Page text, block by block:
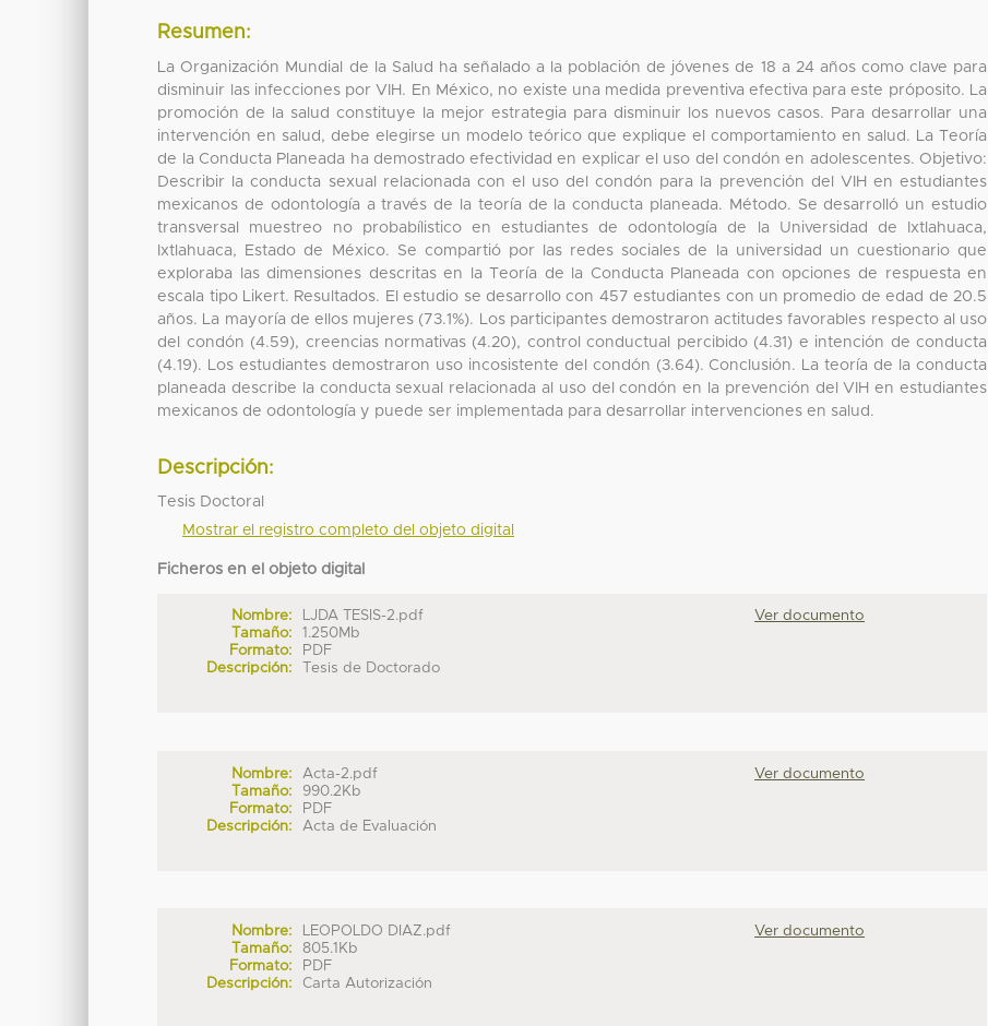
Resumen:
La Organización Mundial de la Salud ha señalado a la población de jóvenes de 18 a 24 años como clave para
disminuir las infecciones por VIH. En México, no existe una medida preventiva efectiva para este próposito. La
promoción de la salud constituye la mejor estrategia para disminuir los nuevos casos. Para desarrollar una
intervención en salud, debe elegirse un modelo teórico que explique el comportamiento en salud. La Teoría
de la Conducta Planeada ha demostrado efectividad en explicar el uso del condón en adolescentes. Objetivo:
Describir la conducta sexual relacionada con el uso del condón para la prevención del VIH en estudiantes
mexicanos de odontología a través de la teoría de la conducta planeada. Método. Se desarrolló un estudio
transversal muestreo no probabílistico en estudiantes de odontología de la Universidad de Ixtlahuaca,
Ixtlahuaca, Estado de México. Se compartió por las redes sociales de la universidad un cuestionario que
exploraba las dimensiones descritas en la Teoría de la Conducta Planeada con opciones de respuesta en
escala tipo Likert. Resultados. El estudio se desarrollo con 457 estudiantes con un promedio de edad de 20.5
años. La mayoría de ellos mujeres (73.1%). Los participantes demostraron actitudes favorables respecto al uso
del condón (4.59), creencias normativas (4.20), control conductual percibido (4.31) e intención de conducta
(4.19). Los estudiantes demostraron uso incosistente del condón (3.64). Conclusión. La teoría de la conducta
planeada describe la conducta sexual relacionada al uso del condón en la prevención del VIH en estudiantes
mexicanos de odontología y puede ser implementada para desarrollar intervenciones en salud.
Descripción:
Tesis Doctoral
Mostrar el registro completo del objeto digital
Ficheros en el objeto digital
Nombre:
LJDA TESIS-2.pdf
Tamaño:
1.250Mb
Formato:
PDF
Descripción:
Tesis de Doctorado
Ver documento
Nombre:
Acta-2.pdf
Tamaño:
990.2Kb
Formato:
PDF
Descripción:
Acta de Evaluación
Ver documento
Nombre:
LEOPOLDO DIAZ.pdf
Tamaño:
805.1Kb
Formato:
PDF
Descripción:
Carta Autorización
Ver documento